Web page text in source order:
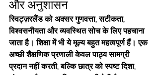
स्विट्ज़रलैंड को अक्सर गुणवत्ता, सटीकता,
विश्वसनीयता और व्यवस्थित सोच के लिए पहचाना
जाता है। शिक्षा में भी ये मूल्य बहुत महत्वपूर्ण हैं। एक
अच्छी शैक्षणिक प्रणाली केवल पाठ्य सामग्री
प्रदान नहीं करती, बल्कि छात्र को स्पष्ट दिशा,